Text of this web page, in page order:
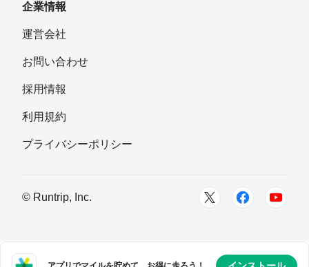
企業情報
運営会社
お問い合わせ
採用情報
利用規約
プライバシーポリシー
© Runtrip, Inc.